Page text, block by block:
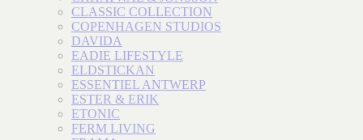
CLASSIC COLLECTION
COPENHAGEN STUDIOS
DAVIDA
EADIE LIFESTYLE
ELDSTICKAN
ESSENTIEL ANTWERP
ESTER & ERIK
ETONIC
FERM LIVING